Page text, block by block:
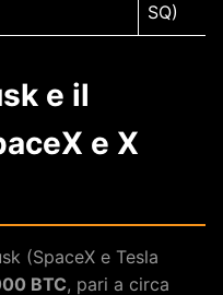
SQ)
e il
e X
(SpaceX e Tesla
BTC, pari a circa